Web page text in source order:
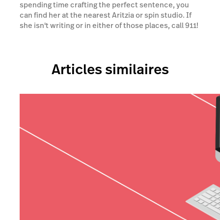
spending time crafting the perfect sentence, you
can find her at the nearest Aritzia or spin studio. If
she isn't writing or in either of those places, call 911!
Articles similaires